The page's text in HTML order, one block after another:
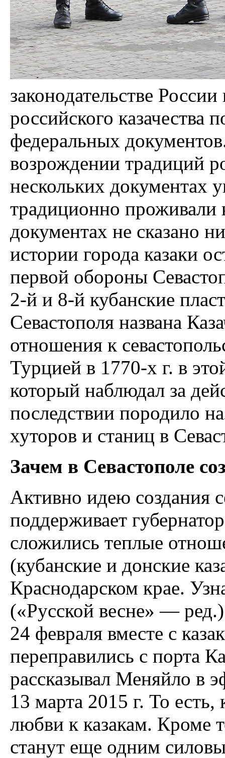
законодательстве
российского
федеральных
возрождении традиций
нескольких документах
традиционно проживали
документах не сказано
истории города казаки
первой обороны
2-й и 8-й кубанские
Севастополя названа
отношения к
Турцией в 1770-х г. в
который наблюдал за
последствии породило
хуторов и станиц в
Зачем в Севастополе
Активно идею создания
поддерживает
сложились теплые
(кубанские и донские
Краснодарском крае.
(«Русской весне» —
24 февраля вместе с
переправились с порта
рассказывал Меняйло в
13 марта 2015 г. То есть,
любви к казакам. Кроме
станут еще одним